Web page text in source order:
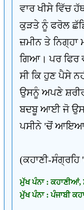
ਵਾਰ ਖੀਸੇ ਵਿੱਚ
ਕੁੜਤੇ ਨੂੰ ਫਰੋਲ
ਜ਼ਮੀਨ ਤੇ
ਗਿਆ। ਪਰ
ਸੀ ਕਿ ਹੁਣ ਪੈਸੇ
ਉਸਨੂੰ ਅਪਣੇ
ਬਦਬੂ ਆਈ ਜੋ
ਪਸੀਨੇ 'ਚੋਂ ਆਇਆ
(ਕਹਾਣੀ-ਸੰਗ੍ਰਹਿ
ਮੁੱਖ ਪੰਨਾ :
ਮੁੱਖ ਪੰਨਾ : ਪੰਜਾਬੀ